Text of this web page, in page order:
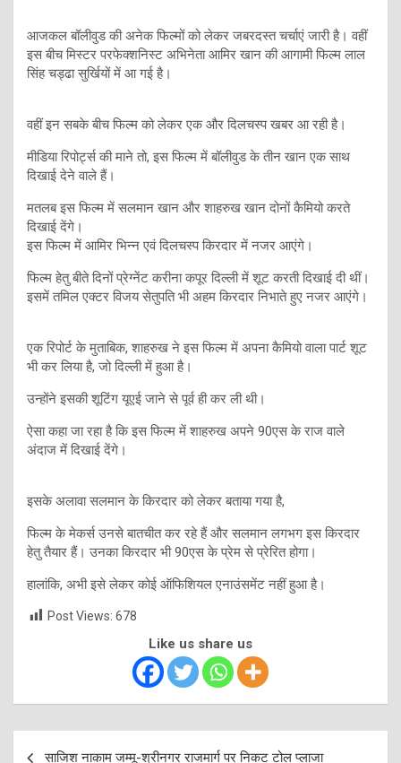
आजकल बॉलीवुड की अनेक फिल्मों को लेकर जबरदस्त चर्चाएं जारी है। वहीं
इस बीच मिस्टर परफेक्शनिस्ट अभिनेता आमिर खान की आगामी फिल्म लाल
सिंह चड्ढा सुर्खियों में आ गई है।
वहीं इन सबके बीच फिल्म को लेकर एक और दिलचस्प खबर आ रही है।
मीडिया रिपोर्ट्स की माने तो, इस फिल्म में बॉलीवुड के तीन खान एक साथ
दिखाई देने वाले हैं।
मतलब इस फिल्म में सलमान खान और शाहरुख खान दोनों कैमियो करते
दिखाई देंगे।
इस फिल्म में आमिर भिन्न एवं दिलचस्प किरदार में नजर आएंगे।
फिल्म हेतु बीते दिनों प्रेग्नेंट करीना कपूर दिल्ली में शूट करती दिखाई दी थीं।
इसमें तमिल एक्टर विजय सेतुपति भी अहम किरदार निभाते हुए नजर आएंगे।
एक रिपोर्ट के मुताबिक, शाहरुख ने इस फिल्म में अपना कैमियो वाला पार्ट शूट
भी कर लिया है, जो दिल्ली में हुआ है।
उन्होंने इसकी शूटिंग यूएई जाने से पूर्व ही कर ली थी।
ऐसा कहा जा रहा है कि इस फिल्म में शाहरुख अपने 90एस के राज वाले
अंदाज में दिखाई देंगे।
इसके अलावा सलमान के किरदार को लेकर बताया गया है,
फिल्म के मेकर्स उनसे बातचीत कर रहे हैं और सलमान लगभग इस किरदार
हेतु तैयार हैं। उनका किरदार भी 90एस के प्रेम से प्रेरित होगा।
हालांकि, अभी इसे लेकर कोई ऑफिशियल एनाउंसमेंट नहीं हुआ है।
Post Views: 678
Like us share us
Post
साजिश नाकाम जम्मू-श्रीनगर राजमार्ग पर निकट टोल प्लाजा